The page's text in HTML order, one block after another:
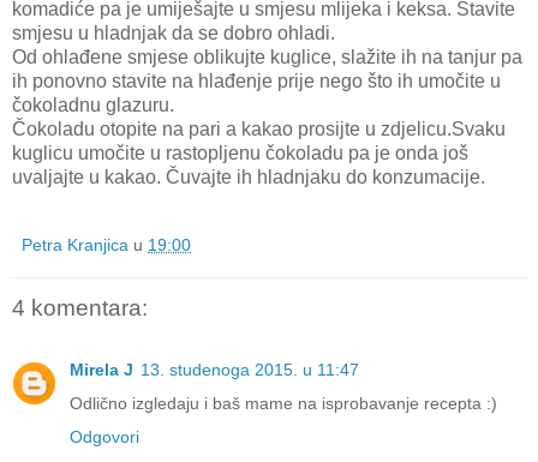
komadiće pa je umiješajte u smjesu mlijeka i keksa. Stavite
smjesu u hladnjak da se dobro ohladi.
Od ohlađene smjese oblikujte kuglice, slažite ih na tanjur pa
ih ponovno stavite na hlađenje prije nego što ih umočite u
čokoladnu glazuru.
Čokoladu otopite na pari a kakao prosijte u zdjelicu.Svaku
kuglicu umočite u rastopljenu čokoladu pa je onda još
uvaljajte u kakao. Čuvajte ih hladnjaku do konzumacije.
Petra Kranjica u 19:00
4 komentara:
Mirela J 13. studenoga 2015. u 11:47
Odlično izgledaju i baš mame na isprobavanje recepta :)
Odgovori